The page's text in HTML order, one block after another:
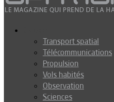
Transport spatial
Télécommunications
Propulsion
Vols habités
Observation
Sciences